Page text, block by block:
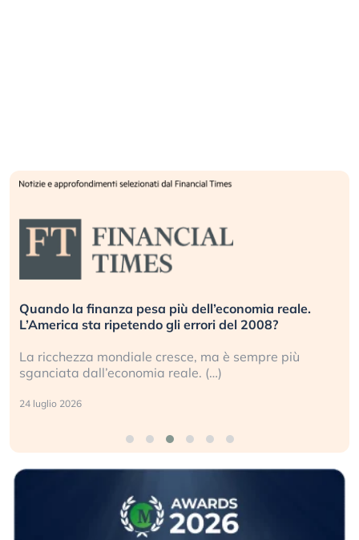
Quando la finanza pesa più dell’economia reale.
L’America sta ripetendo gli errori del 2008?
La ricchezza mondiale cresce, ma è sempre più
sganciata dall’economia reale. (…)
24 luglio 2026